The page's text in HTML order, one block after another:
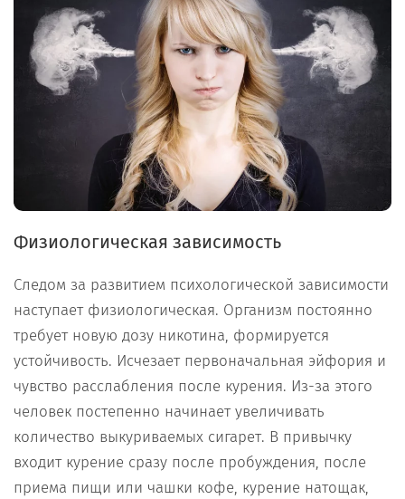
Физиологическая зависимость
Следом за развитием психологической зависимости
наступает физиологическая. Организм постоянно
требует новую дозу никотина, формируется
устойчивость. Исчезает первоначальная эйфория и
чувство расслабления после курения. Из-за этого
человек постепенно начинает увеличивать
количество выкуриваемых сигарет. В привычку
входит курение сразу после пробуждения, после
приема пищи или чашки кофе, курение натощак,